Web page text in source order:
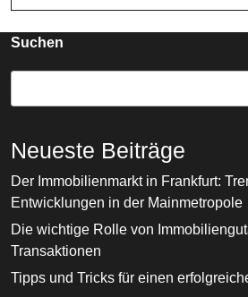
Suchen
Neueste Beiträge
Der Immobilienmarkt in Frankfurt:
Entwicklungen in der Mainmetropole
Die wichtige Rolle von
Transaktionen
Tipps und Tricks für einen